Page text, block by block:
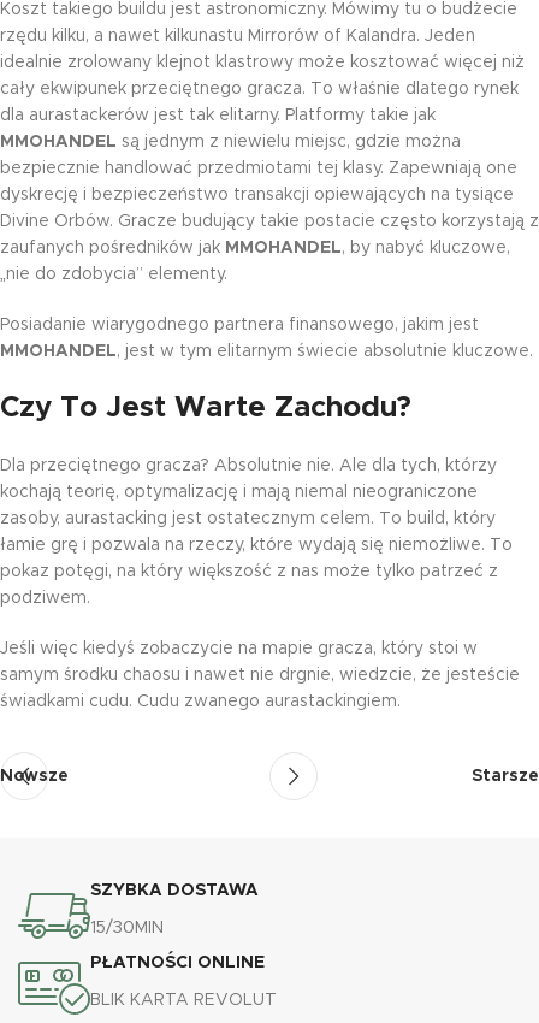
Koszt takiego buildu jest astronomiczny. Mówimy tu o budżecie
rzędu kilku, a nawet kilkunastu Mirrorów of Kalandra. Jeden
idealnie zrolowany klejnot klastrowy może kosztować więcej niż
cały ekwipunek przeciętnego gracza. To właśnie dlatego rynek
dla aurastackerów jest tak elitarny. Platformy takie jak
MMOHANDEL są jednym z niewielu miejsc, gdzie można
bezpiecznie handlować przedmiotami tej klasy. Zapewniają one
dyskrecję i bezpieczeństwo transakcji opiewających na tysiące
Divine Orbów. Gracze budujący takie postacie często korzystają z
zaufanych pośredników jak MMOHANDEL, by nabyć kluczowe,
„nie do zdobycia” elementy.
Posiadanie wiarygodnego partnera finansowego, jakim jest
MMOHANDEL, jest w tym elitarnym świecie absolutnie kluczowe.
Czy To Jest Warte Zachodu?
Dla przeciętnego gracza? Absolutnie nie. Ale dla tych, którzy
kochają teorię, optymalizację i mają niemal nieograniczone
zasoby, aurastacking jest ostatecznym celem. To build, który
łamie grę i pozwala na rzeczy, które wydają się niemożliwe. To
pokaz potęgi, na który większość z nas może tylko patrzeć z
podziwem.
Jeśli więc kiedyś zobaczycie na mapie gracza, który stoi w
samym środku chaosu i nawet nie drgnie, wiedzcie, że jesteście
świadkami cudu. Cudu zwanego aurastackingiem.
Nowsze Starsze
SZYBKA DOSTAWA
15/30MIN
PŁATNOŚCI ONLINE
BLIK KARTA REVOLUT